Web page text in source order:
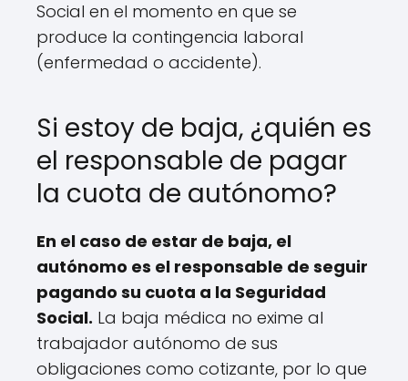
Social en el momento en que se
produce la contingencia laboral
(enfermedad o accidente).
Si estoy de baja, ¿quién es
el responsable de pagar
la cuota de autónomo?
En el caso de estar de baja, el
autónomo es el responsable de seguir
pagando su cuota a la Seguridad
Social. La baja médica no exime al
trabajador autónomo de sus
obligaciones como cotizante, por lo que